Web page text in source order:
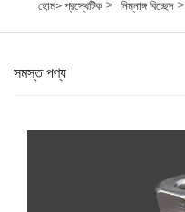
হোম>প্রস্থেটিক> নিম্নাঙ্গ বিচ্ছেদ>
সমস্ত পণ্য